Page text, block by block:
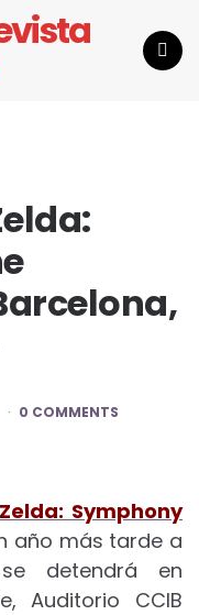
0 COMMENTS
Symphony
año más tarde a
detendrá en
Auditorio CCIB